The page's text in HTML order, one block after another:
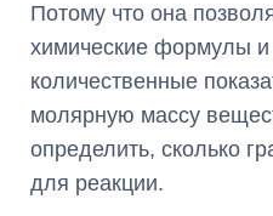
Потому что она
химические формулы и
количественные
молярную массу
определить, сколько
для реакции.